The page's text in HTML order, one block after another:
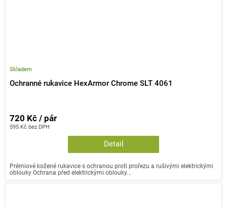
Ochranné rukavice HexArmor Chrome SLT 4061
Skladem
595 Kč bez DPH
720 Kč / pár
Detail
Prémiové kožené rukavice s ochranou proti prořezu a rušivými elektrickými
oblouky Ochrana před elektrickými oblouky...